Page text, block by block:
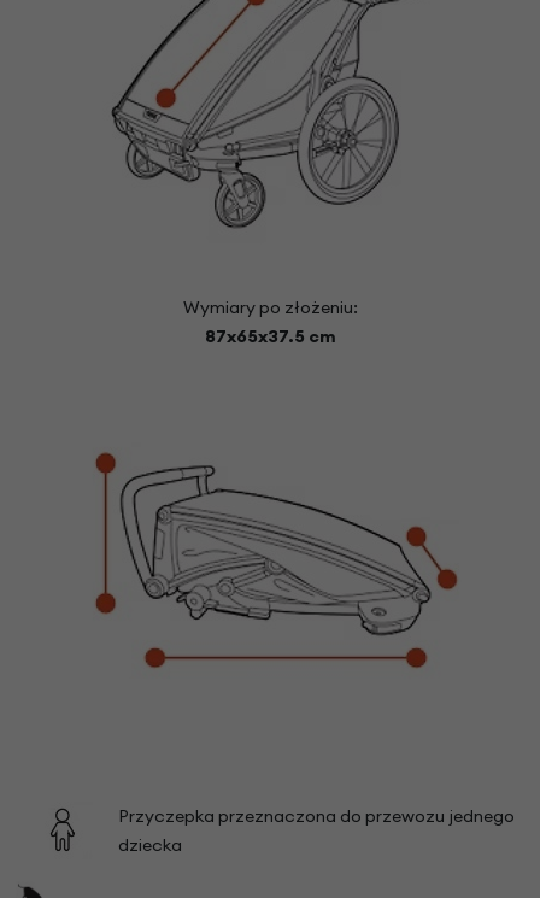
Wymiary po złożeniu:
87x65x37.5 cm
Przyczepka przeznaczona do przewozu jednego
dziecka